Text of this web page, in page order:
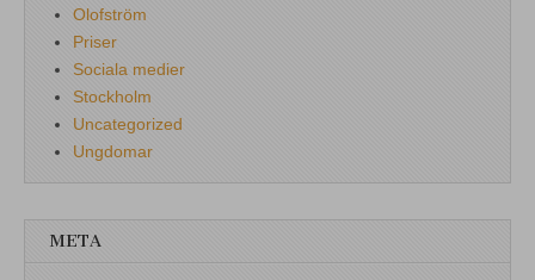
Olofström
Priser
Sociala medier
Stockholm
Uncategorized
Ungdomar
META